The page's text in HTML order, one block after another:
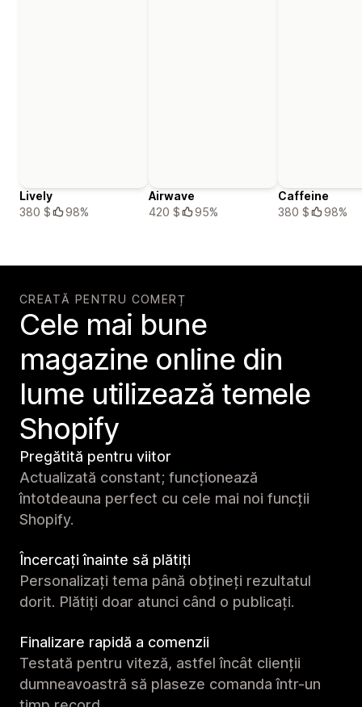
Lively
380 $
98%
Airwave
420 $
95%
Caffeine
380 $
98%
CREATĂ PENTRU COMERȚ
Cele mai bune
magazine online din
lume utilizează temele
Shopify
Pregătită pentru viitor
Actualizată constant; funcționează
întotdeauna perfect cu cele mai noi funcții
Shopify.
Încercați înainte să plătiți
Personalizați tema până obțineți rezultatul
dorit. Plătiți doar atunci când o publicați.
Finalizare rapidă a comenzii
Testată pentru viteză, astfel încât clienții
dumneavoastră să plaseze comanda într-un